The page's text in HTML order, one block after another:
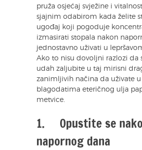
pruža osjećaj svježine i
sjajnim odabirom kada želite
ugođaj koji pogoduje
izmasirati stopala nakon
jednostavno uživati u
Ako to nisu dovoljni razlozi da
udah zaljubite u taj mirisni
zanimljivih načina da uživate u
blagodatima eteričnog ulja
metvice.
1. Opustite se
napornog dana